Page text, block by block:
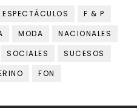
ESPECTÁCULOS
F & P
MODA
NACIONALES
SOCIALES
SUCESOS
FON